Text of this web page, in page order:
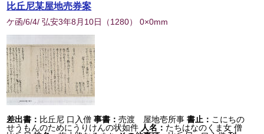
比丘尼某屋地売券案
ケ函/6/4/ 弘安3年8月10日 （1280） 0×0mm
差出書： 比丘尼 口入僧 事書：売渡 屋地壱所事書止： こにちの
せうもんのためにうりけんの状如件 人名： たちはなのくま女 僧